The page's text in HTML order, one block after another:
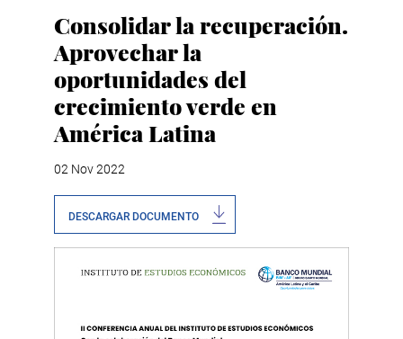
Consolidar la recuperación.
Aprovechar la
oportunidades del
crecimiento verde en
América Latina
02 Nov 2022
DESCARGAR DOCUMENTO